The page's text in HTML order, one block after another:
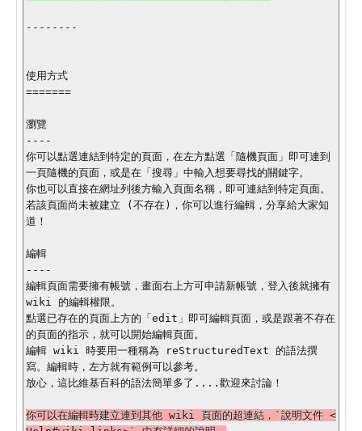
--------
使用方式
=======
瀏覽
----
你可以點選連結到特定的頁面，在左方點選「隨機頁面」即可連到
一頁隨機的頁面，或是在「搜尋」中輸入想要尋找的關鍵字。
你也可以直接在網址列後方輸入頁面名稱，即可連結到特定頁面。
若該頁面尚未被建立 (不存在)，你可以進行編輯，分享給大家知
道！
編輯
----
編輯頁面需要擁有帳號，畫面右上方可申請新帳號，登入後就擁有
wiki 的編輯權限。
點選已存在的頁面上方的「edit」即可編輯頁面，或是跟著不存在
的頁面的指示，就可以開始編輯頁面。
編輯 wiki 時要用一種稱為 reStructuredText 的語法撰
寫。編輯時，左方就有範例可以參考。
放心，這比維基百科的語法簡單多了....歡迎來討論！
你可以在編輯時建立連到其他 wiki 頁面的超連結，`說明文件 <